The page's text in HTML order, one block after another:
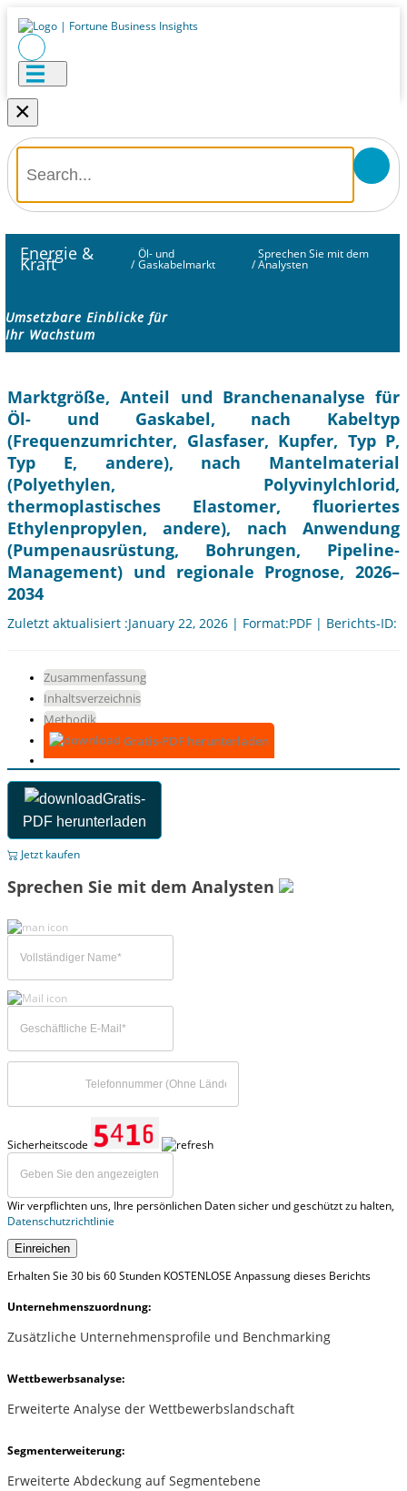
×
Energie &
Kraft /
Öl- und
Gaskabelmarkt /
Sprechen Sie mit dem
Analysten
Umsetzbare Einblicke für
Ihr Wachstum
Marktgröße, Anteil und Branchenanalyse für
Öl- und Gaskabel, nach Kabeltyp
(Frequenzumrichter, Glasfaser, Kupfer, Typ P,
Typ E, andere), nach Mantelmaterial
(Polyethylen, Polyvinylchlorid,
thermoplastisches Elastomer, fluoriertes
Ethylenpropylen, andere), nach Anwendung
(Pumpenausrüstung, Bohrungen, Pipeline-
Management) und regionale Prognose, 2026–
2034
Zuletzt aktualisiert :January 22, 2026 | Format:PDF | Berichts-ID:
Zusammenfassung
Inhaltsverzeichnis
Methodik
Gratis-PDF herunterladen
Gratis-
PDF herunterladen
Jetzt kaufen
Sprechen Sie mit dem Analysten
Sicherheitscode
Wir verpflichten uns, Ihre persönlichen Daten sicher und geschützt zu halten,
Datenschutzrichtlinie
Einreichen
Erhalten Sie 30 bis 60 Stunden KOSTENLOSE Anpassung dieses Berichts
Unternehmenszuordnung:
Zusätzliche Unternehmensprofile und Benchmarking
Wettbewerbsanalyse:
Erweiterte Analyse der Wettbewerbslandschaft
Segmenterweiterung:
Erweiterte Abdeckung auf Segmentebene